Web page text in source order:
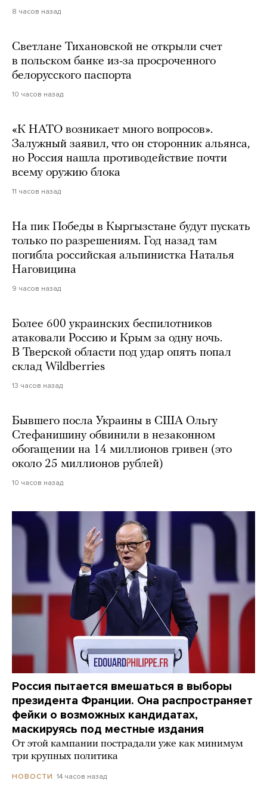
8 часов назад
Светлане Тихановской не открыли счет
в польском банке из-за просроченного
белорусского паспорта
10 часов назад
«К НАТО возникает много вопросов».
Залужный заявил, что он сторонник альянса,
но Россия нашла противодействие почти
всему оружию блока
11 часов назад
На пик Победы в Кыргызстане будут пускать
только по разрешениям. Год назад там
погибла российская альпинистка Наталья
Наговицина
9 часов назад
Более 600 украинских беспилотников
атаковали Россию и Крым за одну ночь.
В Тверской области под удар опять попал
склад Wildberries
13 часов назад
Бывшего посла Украины в США Ольгу
Стефанишину обвинили в незаконном
обогащении на 14 миллионов гривен (это
около 25 миллионов рублей)
10 часов назад
Россия пытается вмешаться в выборы
президента Франции. Она распространяет
фейки о возможных кандидатах,
маскируясь под местные издания
От этой кампании пострадали уже как минимум
три крупных политика
НОВОСТИ 14 часов назад